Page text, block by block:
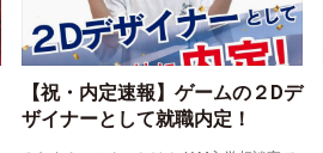
【祝・内定速報】ゲームの２Dデ
ザイナーとして就職内定！